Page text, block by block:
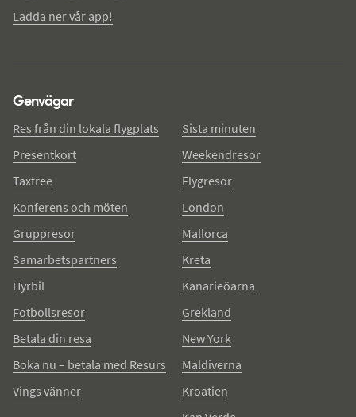
Ladda ner vår app!
Genvägar
Res från din lokala flygplats
Presentkort
Taxfree
Konferens och möten
Gruppresor
Samarbetspartners
Hyrbil
Fotbollsresor
Betala din resa
Boka nu – betala med Resurs
Vings vänner
Sista minuten
Weekendresor
Flygresor
London
Mallorca
Kreta
Kanarieöarna
Grekland
New York
Maldiverna
Kroatien